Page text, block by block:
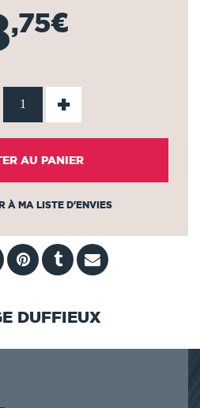
,75€
+
AU PANIER
À MA LISTE D'ENVIES
DUFFIEUX